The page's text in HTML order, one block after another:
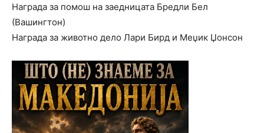
Награда за помош на заедницата Бредли Бел
(Вашингтон)
Награда за животно дело Лари Бирд и Меџик Џонсон